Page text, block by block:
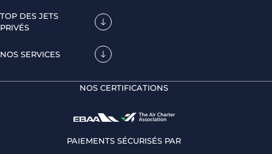
TOP DES JETS
PRIVÉS
NOS SERVICES
NOS CERTIFICATIONS
PAIEMENTS SÉCURISÉS PAR